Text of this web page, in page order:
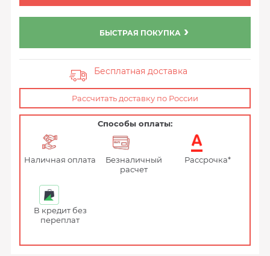
БЫСТРАЯ ПОКУПКА
Бесплатная доставка
Рассчитать доставку по России
Способы оплаты:
Наличная оплата
Безналичный
расчет
Рассрочка*
В кредит без
переплат